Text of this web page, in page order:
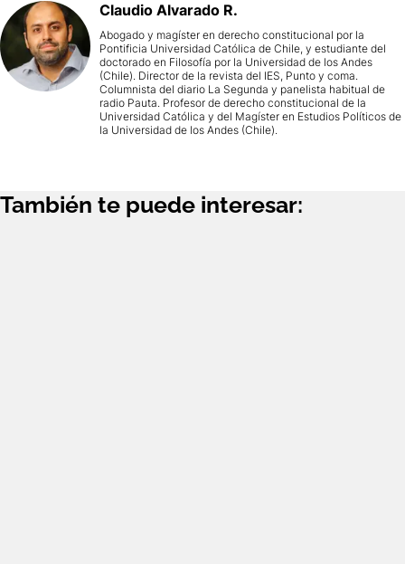
Claudio Alvarado R.
Abogado y magíster en derecho constitucional por la
Pontificia Universidad Católica de Chile, y estudiante del
doctorado en Filosofía por la Universidad de los Andes
(Chile). Director de la revista del IES, Punto y coma.
Columnista del diario La Segunda y panelista habitual de
radio Pauta. Profesor de derecho constitucional de la
Universidad Católica y del Magíster en Estudios Políticos de
la Universidad de los Andes (Chile).
También te puede interesar: